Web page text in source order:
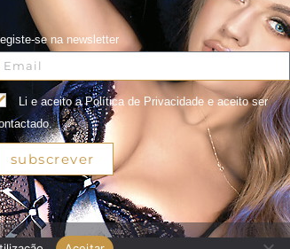
se na newsletter
Li e aceito a Política de Privacidade e aceito ser
subscrever